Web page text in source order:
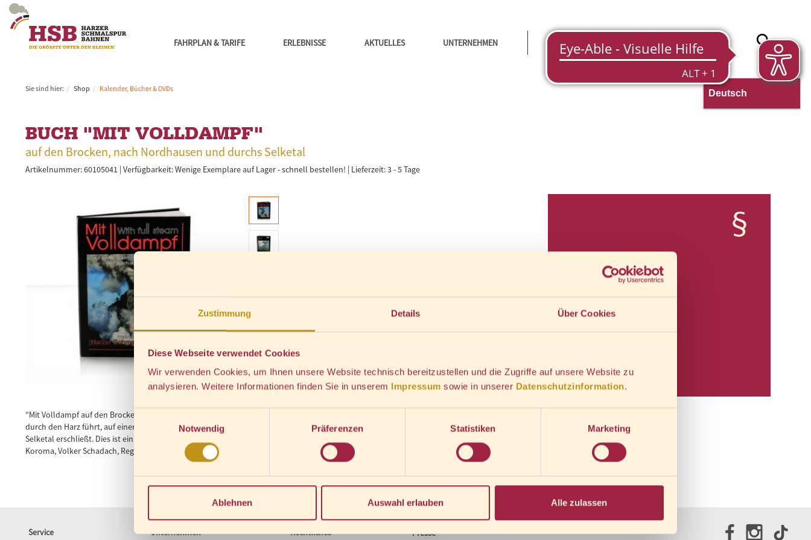
Zustimmung Details Über Cookies
Diese Webseite verwendet Cookies
Wir verwenden Cookies, um Ihnen unsere Website technisch bereitzustellen und die Zugriffe auf unsere Website zu
analysieren. Weitere Informationen finden Sie in unserem Impressum sowie in unserer Datenschutzinformation.
Einwilligungsauswahl
Notwendig
Präferenzen Statistiken Marketing
Ablehnen Auswahl erlauben Alle zulassen
FAHRPLAN & TARIFE ERLEBNISSE AKTUELLES UNTERNEHMEN
Sie sind hier: Shop Kalender, Bücher & DVDs
BUCH "MIT VOLLDAMPF"
auf den Brocken, nach Nordhausen und durchs Selketal
Artikelnummer: 60105041 | Verfügbarkeit:Wenige Exemplare auf Lager - schnell bestellen! | Lieferzeit: 3 - 5 Tage
*inkl. MwSt., zzgl.Versandkosten
"Mit Volldampf auf den Brocken mit den Harzer Schmalspurbahnen" Es ist eine faszinierende Bahn, die auf der sogenannten Meterspur quer
durch den Harz führt, auf einer atemberaubenden Strecke den 1142 Meter hohen Brocken erklimmt und darüber hinaus das romantische
Selketal erschließt. Dies ist ein Buch mit 143 großformatigen, farbigen Abbildungen auf 160 Seiten. von Friedrich Metge, Dagmar Mönnecke-
Koroma, Volker Schadach, Regine Schulz • Deutsch/ Englisch • Verlag: Schadach
AGB
Widerrufsrecht
Datenschutz
Impressum
Service Unternehmen Rechtliches Presse